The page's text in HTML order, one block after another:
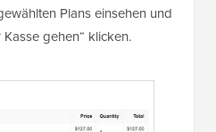
Plans einsehen und
gehen“ klicken.